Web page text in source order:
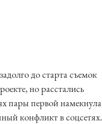
до старта съемок
но расстались
пары первой намекнула
конфликт в соцсетях.